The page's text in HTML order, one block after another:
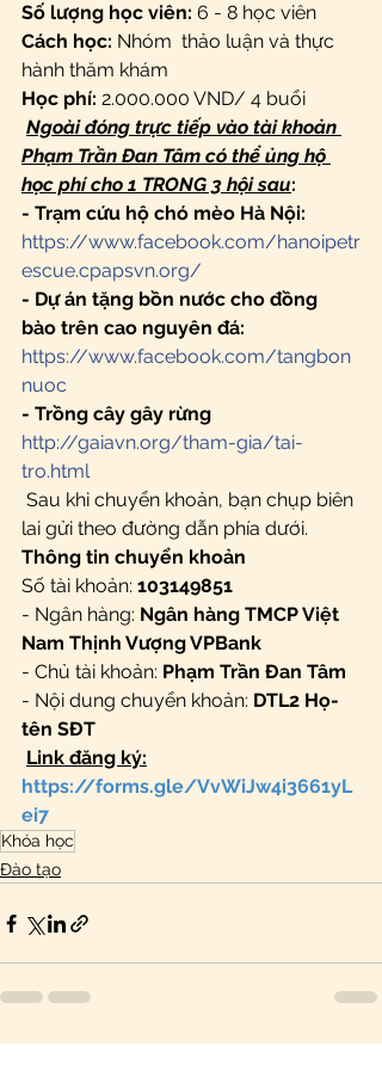
Số lượng học viên: 6 - 8 học viên
Cách học: Nhóm  thảo luận và thực
hành thăm khám
Học phí: 2.000.000 VND/ 4 buổi
Ngoài đóng trực tiếp vào tài khoản
Phạm Trần Đan Tâm có thể ủng hộ
học phí cho 1 TRONG 3 hội sau:
- Trạm cứu hộ chó mèo Hà Nội:
https://www.facebook.com/hanoipetr
escue.cpapsvn.org/
- Dự án tặng bồn nước cho đồng
bào trên cao nguyên đá:
https://www.facebook.com/tangbon
nuoc
- Trồng cây gây rừng
http://gaiavn.org/tham-gia/tai-
tro.html
lai gửi theo đường dẫn phía dưới.
Thông tin chuyển khoản
Số tài khoản: 103149851
- Ngân hàng: Ngân hàng TMCP Việt
Nam Thịnh Vượng VPBank
- Chủ tài khoản: Phạm Trần Đan Tâm
- Nội dung chuyển khoản: DTL2 Họ-
tên SĐT
Link đăng ký:
https://forms.gle/VvWiJw4i3661yL
ei7
Khóa học
Đào tạo